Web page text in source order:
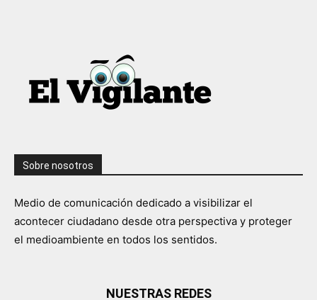
Sobre nosotros
Medio de comunicación dedicado a visibilizar el
acontecer ciudadano desde otra perspectiva y proteger
el medioambiente en todos los sentidos.
NUESTRAS REDES